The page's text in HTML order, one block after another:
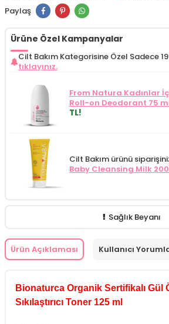
Paylaş
Ürüne Özel Kampanyalar
Cilt Bakım Kategorisine Özel Sadece
tıklayınız.
From Natura Kadınlar
Roll-on Deodorant 75
TL!
Cilt Bakım ürünü
Baby Cleansing Milk
Sağlık Beyanı
Ürün Açıklaması Kullanıcı
Bionaturca Organik Sertifikalı Gül
Sıkılaştırıcı Toner 125 ml